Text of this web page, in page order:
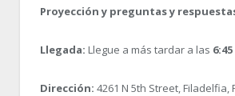
Proyección y preguntas y
Llegada: Llegue a más tardar a las
Dirección: 4261 N 5th Street, Filadelfia,